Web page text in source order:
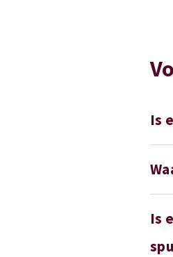
Is
Is